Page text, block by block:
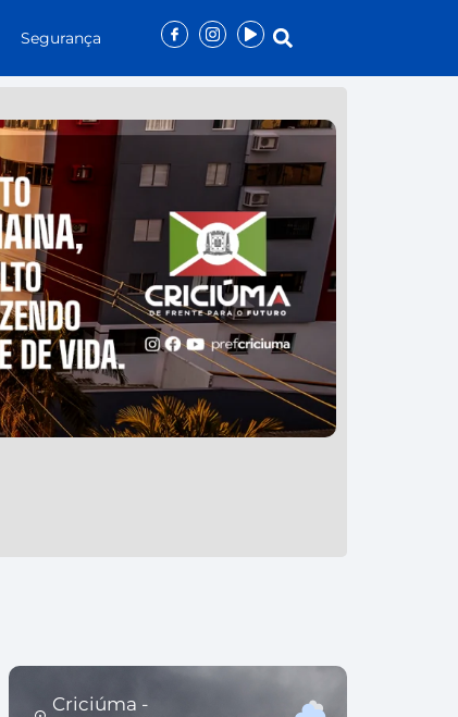
Segurança
Criciúma -